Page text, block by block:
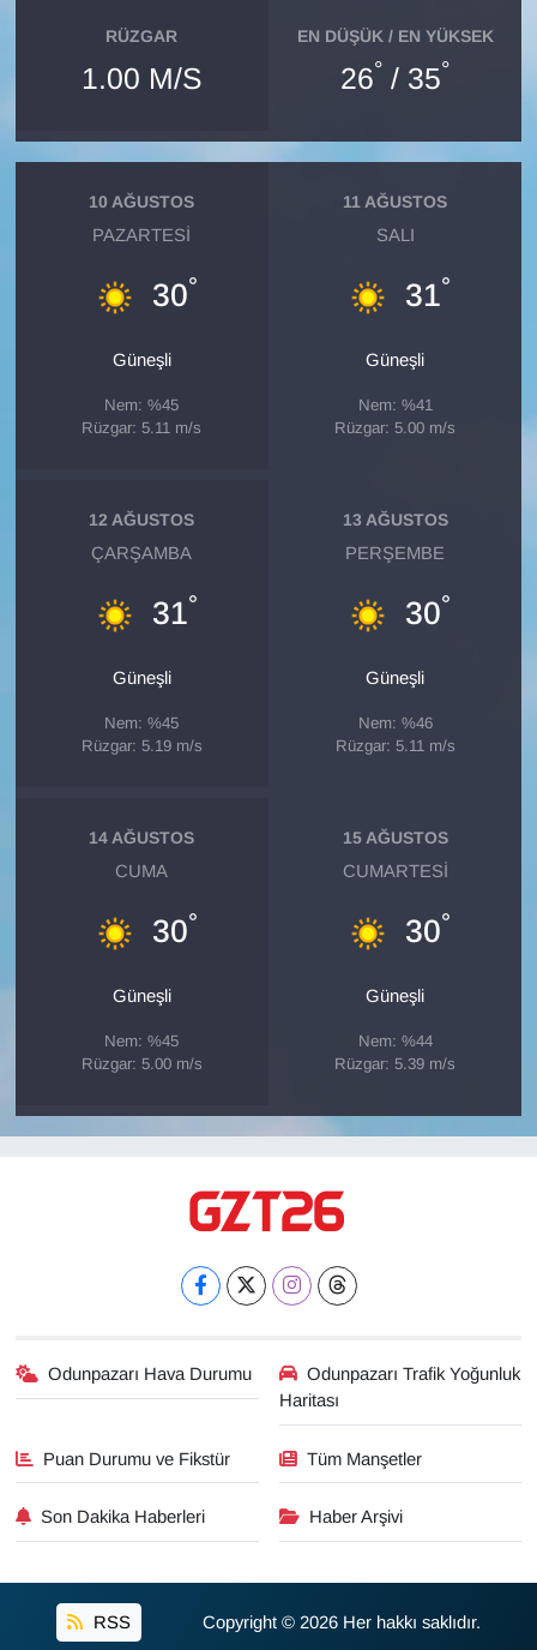
RÜZGAR
1.00 M/S
EN DÜŞÜK / EN YÜKSEK
26° / 35°
10 AĞUSTOS
PAZARTESI
30°
Güneşli
Nem: %45
Rüzgar: 5.11 m/s
11 AĞUSTOS
SALI
31°
Güneşli
Nem: %41
Rüzgar: 5.00 m/s
12 AĞUSTOS
ÇARŞAMBA
31°
Güneşli
Nem: %45
Rüzgar: 5.19 m/s
13 AĞUSTOS
PERŞEMBE
30°
Güneşli
Nem: %46
Rüzgar: 5.11 m/s
14 AĞUSTOS
CUMA
30°
Güneşli
Nem: %45
Rüzgar: 5.00 m/s
15 AĞUSTOS
CUMARTESI
30°
Güneşli
Nem: %44
Rüzgar: 5.39 m/s
Odunpazarı Hava Durumu
Odunpazarı Trafik Yoğunluk
Haritası
Puan Durumu ve Fikstür Tüm Manşetler
Son Dakika Haberleri Haber Arşivi
RSS Copyright © 2026 Her hakkı saklıdır.